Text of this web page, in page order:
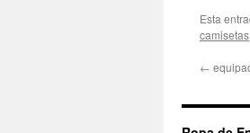
Esta
camisetas
←